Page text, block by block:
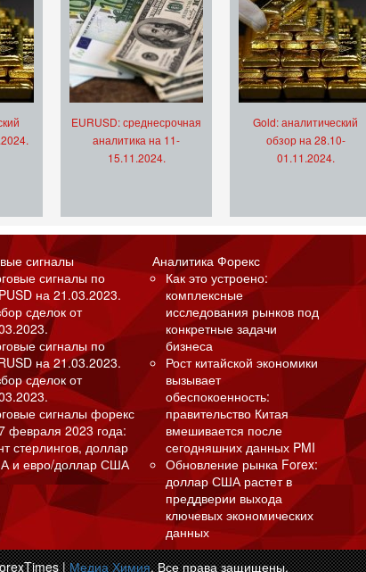
EURUSD: среднесрочная
аналитика на 11-
15.11.2024.
Gold: аналитический
обзор на 28.10-
01.11.2024.
сигналы
сигналы по
на 21.03.2023.
сделок от
сигналы по
на 21.03.2023.
сделок от
сигналы форекс
февраля 2023 года:
стерлингов, доллар
и евро/доллар США
Аналитика Форекс
Как это устроено:
комплексные
исследования рынков под
конкретные задачи
бизнеса
Рост китайской экономики
вызывает
обеспокоенность:
правительство Китая
вмешивается после
сегодняшних данных PMI
Обновление рынка Forex:
доллар США растет в
преддверии выхода
ключевых экономических
данных
|Медиа Химия. Все права защищены.